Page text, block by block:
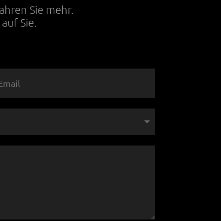
Sie mehr.
Sie.